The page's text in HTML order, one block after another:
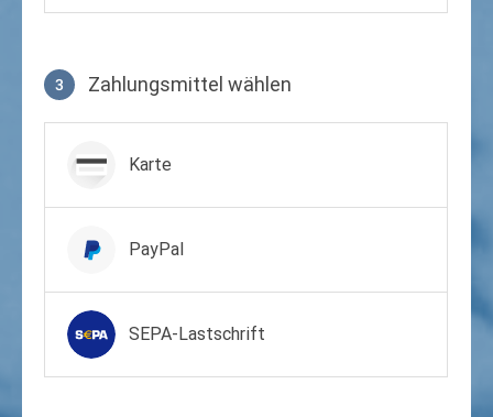
3 Zahlungsmittel wählen
Karte
PayPal
SEPA-Lastschrift